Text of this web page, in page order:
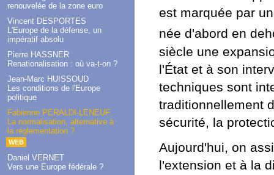
renouvelée de la zone euro
Vincent DESPORTES
L'Europe de la défense, un
impératif absolu
Pierre HASSNER
Renationalisation : où va-t-on ?
Jean-Marc HUISSOUD
Les conditions de l'Europe
politique
Fabienne PERALDI-LENEUF
La normalisation, alternative à
la réglementation ?
WEB
Daniel VERNET
Vers une Europe fédérale ?
est marquée par
née d'abord en
siècle une
l'État et à son
techniques sont
traditionnellement
sécurité, la
Aujourd'hui, on
l'extension et à la